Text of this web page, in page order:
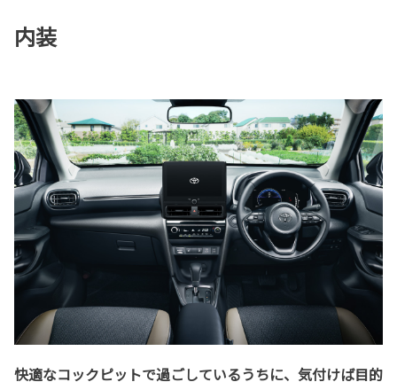
内装
快適なコックピットで過ごしているうちに、気付けば目的